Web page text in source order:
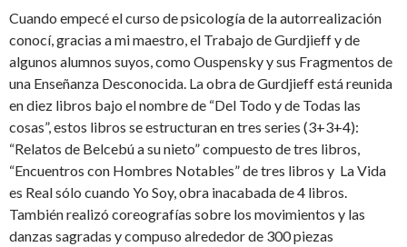
Cuando empecé el curso de psicología de la autorrealización
conocí, gracias a mi maestro, el Trabajo de Gurdjieff y de
algunos alumnos suyos, como Ouspensky y sus Fragmentos de
una Enseñanza Desconocida. La obra de Gurdjieff está reunida
en diez libros bajo el nombre de “Del Todo y de Todas las
cosas”, estos libros se estructuran en tres series (3+3+4):
“Relatos de Belcebú a su nieto” compuesto de tres libros,
“Encuentros con Hombres Notables” de tres libros y La Vida
es Real sólo cuando Yo Soy, obra inacabada de 4 libros.
También realizó coreografías sobre los movimientos y las
danzas sagradas y compuso alrededor de 300 piezas